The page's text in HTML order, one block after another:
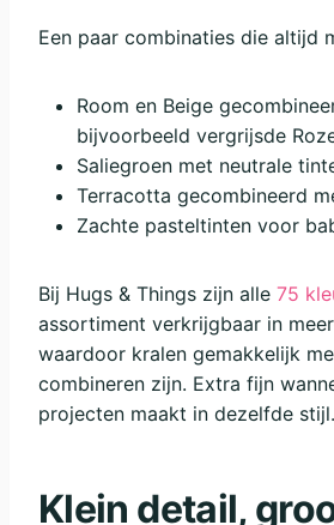
Een paar combinaties die altijd
Room en Beige
bijvoorbeeld vergrijsde
Saliegroen met neutrale
Terracotta gecombineerd
Zachte pasteltinten voor
Bij Hugs & Things zijn alle 75
assortiment verkrijgbaar in
waardoor kralen gemakkelijk
combineren zijn. Extra fijn
projecten maakt in dezelfde stijl.
Klein detail,